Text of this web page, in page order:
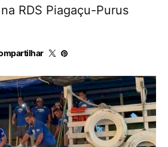
RDS Piagaçu-Purus